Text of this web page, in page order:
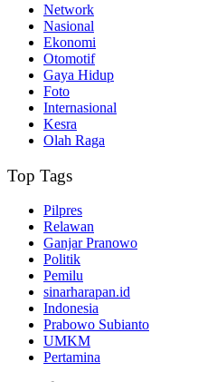
Network
Nasional
Ekonomi
Otomotif
Gaya Hidup
Foto
Internasional
Kesra
Olah Raga
Top Tags
Pilpres
Relawan
Ganjar Pranowo
Politik
Pemilu
sinarharapan.id
Indonesia
Prabowo Subianto
UMKM
Pertamina